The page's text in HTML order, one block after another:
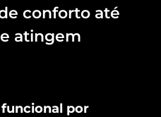
conforto até
atingem
por